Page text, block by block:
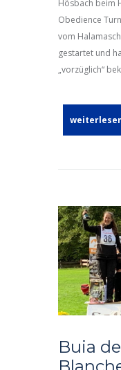
Hösbach beim
Obedience
vom
gestartet und
„vorzüglich“
Buia